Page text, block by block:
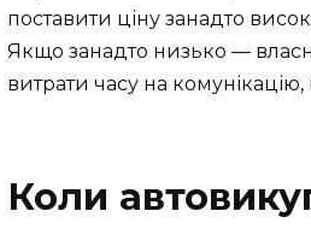
поставити ціну занадто
Якщо занадто низько —
витрати часу на
Коли